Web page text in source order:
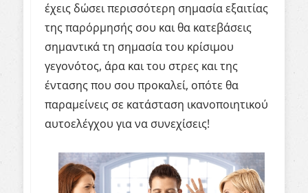
έχεις δώσει περισσότερη σημασία εξαιτίας
της παρόρμησής σου και θα κατεβάσεις
σημαντικά τη σημασία του κρίσιμου
γεγονότος, άρα και του στρες και της
έντασης που σου προκαλεί, οπότε θα
παραμείνεις σε κατάσταση ικανοποιητικού
αυτοελέγχου για να συνεχίσεις!